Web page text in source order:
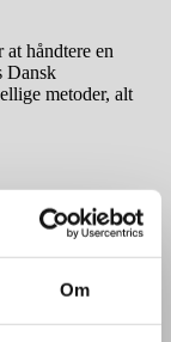
Om
håndtere en
Dansk
metoder, alt
helt slettet eller
en ordning for